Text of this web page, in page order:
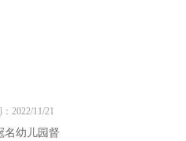
2022/11/21
名幼儿园督